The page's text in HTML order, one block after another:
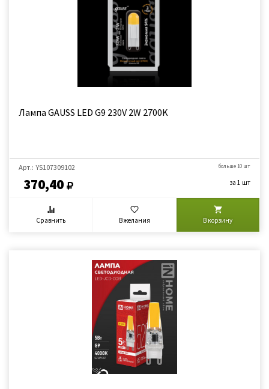
Лампа GAUSS LED G9 230V 2W 2700K
Арт.: YS107309102
370,40
больше 10 шт
за 1 шт
Сравнить В желания В корзину